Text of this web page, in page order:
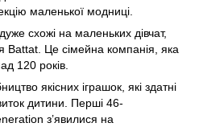
маленької модниці.
схожі на маленьких дівчат,
Battat. Це сімейна компанія, яка
120 років.
якісних іграшок, які здатні
дитини. Перші 46-
з’явилися на